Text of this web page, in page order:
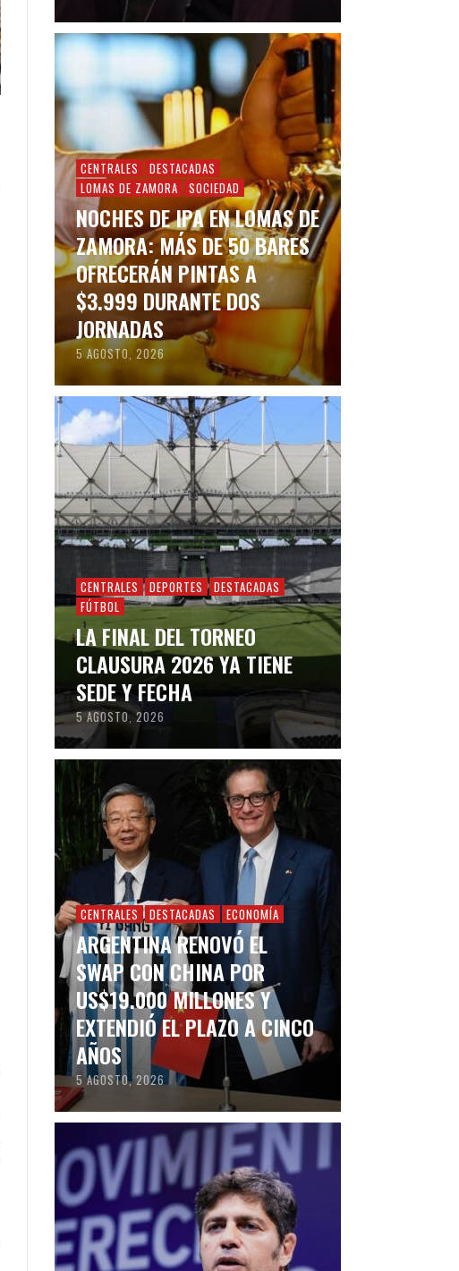
CENTRALES
DESTACADAS
LOMAS DE ZAMORA
SOCIEDAD
NOCHES DE IPA EN LOMAS DE
ZAMORA: MÁS DE 50 BARES
OFRECERÁN PINTAS A
$3.999 DURANTE DOS
JORNADAS
5 AGOSTO, 2026
CENTRALES DEPORTES
DESTACADAS
FÚTBOL
LA FINAL DEL TORNEO
CLAUSURA 2026 YA TIENE
SEDE Y FECHA
5 AGOSTO, 2026
CENTRALES DESTACADAS ECONOMÍA
ARGENTINA RENOVÓ EL
SWAP CON CHINA POR
US$19.000 MILLONES Y
EXTENDIÓ EL PLAZO A CINCO
AÑOS
5 AGOSTO, 2026